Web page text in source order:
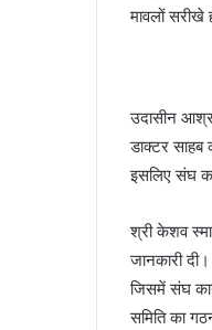
मावलों सरीखे
उदासीन
डाक्टर साहब
इसलिए संघ
श्री केशव
जानकारी
जिसमें संघ
समिति का